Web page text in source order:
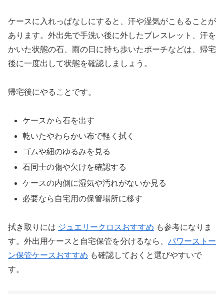
ケースに入れっぱなしにすると、汗や湿気がこもることが
あります。外出先で手洗い後に外したブレスレット、汗を
かいた状態の石、雨の日に持ち歩いたポーチなどは、帰宅
後に一度出して状態を確認しましょう。
帰宅後にやることです。
ケースから石を出す
乾いたやわらかい布で軽く拭く
ゴムや紐のゆるみを見る
石同士の傷や欠けを確認する
ケースの内側に湿気や汚れがないか見る
必要なら自宅用の保管場所に移す
拭き取りには ジュエリークロスおすすめ も参考になりま
す。外出用ケースと自宅保管を分けるなら、 パワーストー
ン保管ケースおすすめ も確認しておくと選びやすいで
す。